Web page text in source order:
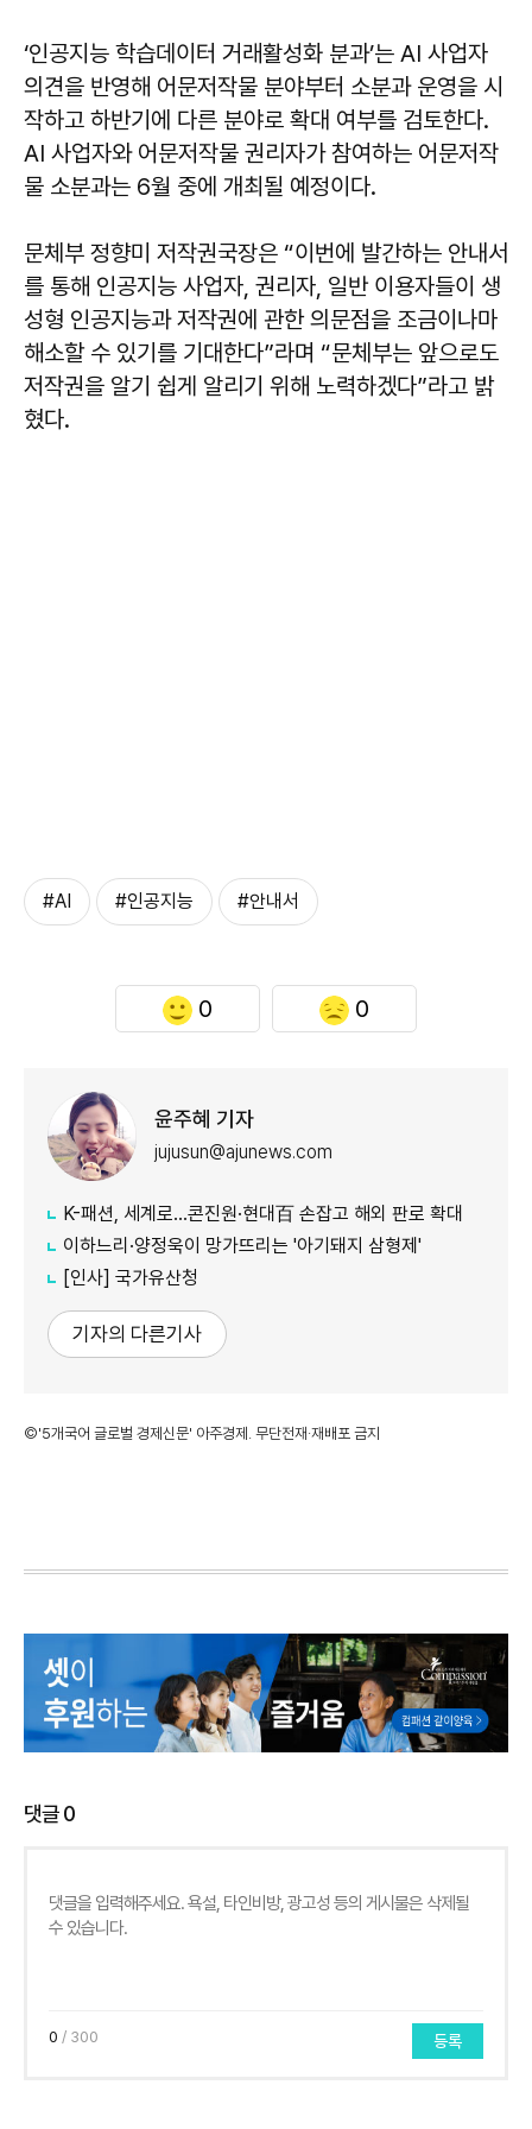
‘인공지능 학습데이터 거래활성화 분과’는 AI 사업자
의견을 반영해 어문저작물 분야부터 소분과 운영을 시
작하고 하반기에 다른 분야로 확대 여부를 검토한다.
AI 사업자와 어문저작물 권리자가 참여하는 어문저작
물 소분과는 6월 중에 개최될 예정이다.
문체부 정향미 저작권국장은 “이번에 발간하는 안내서
를 통해 인공지능 사업자, 권리자, 일반 이용자들이 생
성형 인공지능과 저작권에 관한 의문점을 조금이나마
해소할 수 있기를 기대한다”라며 “문체부는 앞으로도
저작권을 알기 쉽게 알리기 위해 노력하겠다”라고 밝
혔다.
#AI #인공지능 #안내서
0 0
윤주혜 기자
jujusun@ajunews.com
K-패션, 세계로…콘진원·현대百 손잡고 해외 판로 확대
이하느리·양정욱이 망가뜨리는 '아기돼지 삼형제'
[인사] 국가유산청
기자의 다른기사
©'5개국어 글로벌 경제신문' 아주경제. 무단전재·재배포 금지
댓글0
0 / 300 등록